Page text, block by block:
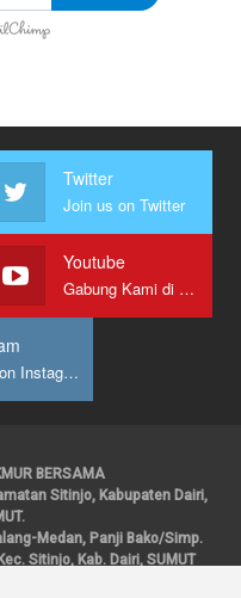
Twitter
Join us on Twitter
Youtube
Gabung Kami di Youtube
Join us on Instagram
BERSAMA
Sitinjo, Kabupaten Dairi,
Medan, Panji Bako/Simp.
Sitinjo, Kab. Dairi, SUMUT